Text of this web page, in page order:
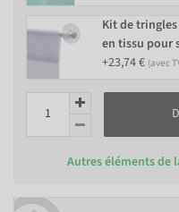
Kit de
en tissu pour
+23,74 € (avec
Autres éléments de